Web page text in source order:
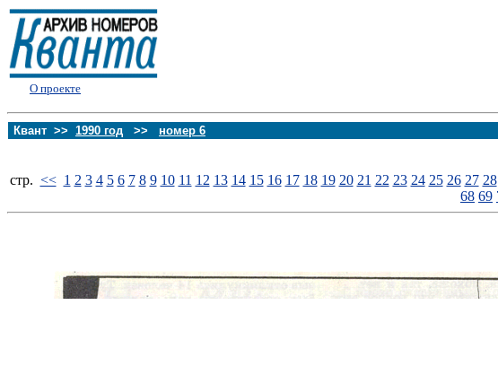
О проекте
Квант >> 1990 год >> номер 6
стp. << 1 2 3 4 5 6 7 8 9 10 11 12 13 14 15 16 17 18 19 20 21 22 23 24 25 26 27 28
68 69